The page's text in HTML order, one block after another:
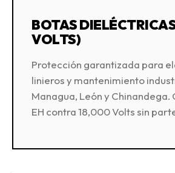
BOTAS
VOLTS)
Protección garantizada para
linieros y mantenimiento
Managua, León y
EH contra 18,000 Volts sin